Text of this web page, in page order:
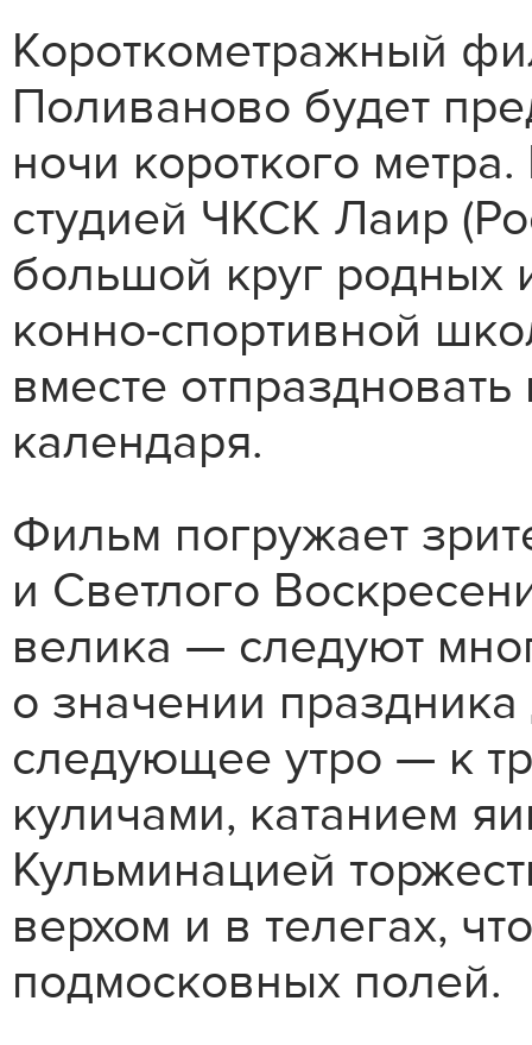
Короткометражный
Поливаново будет
ночи короткого
студией ЧКСК Лаир
большой круг родных
конно-спортивной
вместе
календаря.
Фильм погружает
и Светлого
велика — следуют
о значении
следующее утро — к
куличами, катанием
Кульминацией
верхом и в телегах,
подмосковных полей.